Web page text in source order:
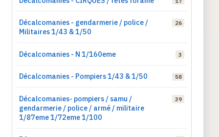
Décalcomanies - gendarmerie / police /
Militaires 1/43 & 1/50
26
Décalcomanies - N 1/160eme 3
Décalcomanies - Pompiers 1/43 & 1/50 58
Décalcomanies- pompiers / samu /
gendarmerie / police / armé / militaire
1/87eme 1/72eme 1/100
39